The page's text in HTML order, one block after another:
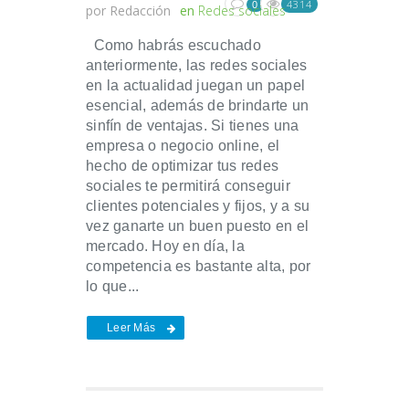
por Redacción en Redes sociales
0 4314
Como habrás escuchado
anteriormente, las redes sociales
en la actualidad juegan un papel
esencial, además de brindarte un
sinfín de ventajas. Si tienes una
empresa o negocio online, el
hecho de optimizar tus redes
sociales te permitirá conseguir
clientes potenciales y fijos, y a su
vez ganarte un buen puesto en el
mercado. Hoy en día, la
competencia es bastante alta, por
lo que...
Leer Más